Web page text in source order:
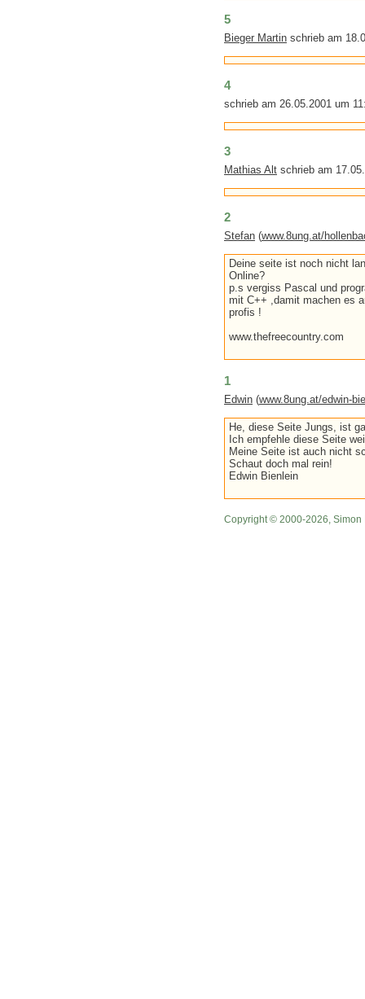
5
Bieger Martin schrieb am
4
schrieb am 26.05.2001 um
3
Mathias Alt schrieb am
2
Stefan (www.8ung.at/
Deine seite ist noch nicht
Online?
p.s vergiss Pascal und
mit C++ ,damit machen es
profis !
www.thefreecountry.com
1
Edwin (www.8ung.at/edwin-
He, diese Seite Jungs, ist
Ich empfehle diese Seite
Meine Seite ist auch nicht
Schaut doch mal rein!
Edwin Bienlein
Copyright © 2000-2026, Simon